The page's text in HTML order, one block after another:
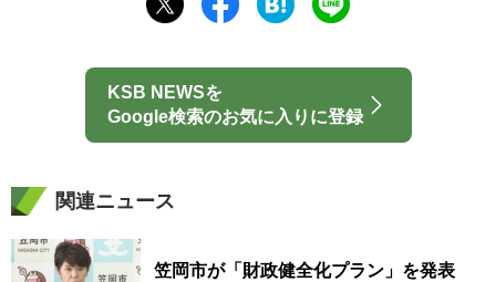
KSB NEWSを
Google検索のお気に入りに登録
関連ニュース
笠岡市が「財政健全化プラン」を発表